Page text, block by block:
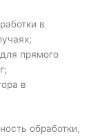
в
прямого
в
обработки,